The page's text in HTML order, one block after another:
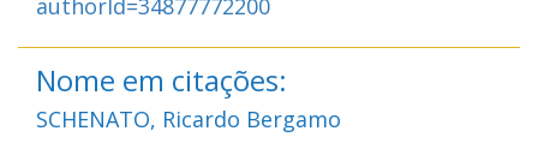
authorId=34877772200
Nome em citações:
SCHENATO, Ricardo Bergamo